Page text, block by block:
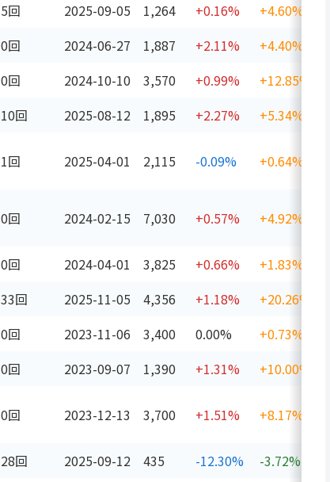
5回 2025-09-05 1,264 +0.16% +4.60%
0回 2024-06-27 1,887 +2.11% +4.40%
0回 2024-10-10 3,570 +0.99% +12.85%
10回 2025-08-12 1,895 +2.27% +5.34%
1回 2025-04-01 2,115 -0.09% +0.64%
0回 2024-02-15 7,030 +0.57% +4.92%
0回 2024-04-01 3,825 +0.66% +1.83%
33回 2025-11-05 4,356 +1.18% +20.26%
0回 2023-11-06 3,400 0.00% +0.73%
0回 2023-09-07 1,390 +1.31% +10.00%
0回 2023-12-13 3,700 +1.51% +8.17%
28回 2025-09-12 435 -12.30% -3.72%